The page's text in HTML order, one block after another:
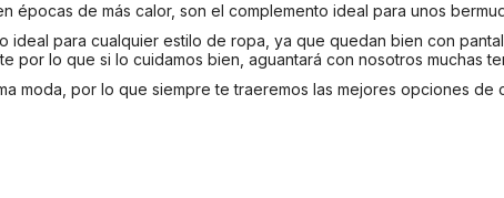
épocas de más calor, son el complemento ideal para unos
ideal para cualquier estilo de ropa, ya que quedan bien con
por lo que si lo cuidamos bien, aguantará con nosotros muchas
moda, por lo que siempre te traeremos las mejores opciones de